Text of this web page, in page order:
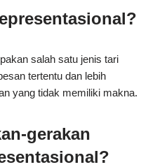
salah satu jenis tari
tertentu dan lebih
yang tidak memiliki makna.
gerakan